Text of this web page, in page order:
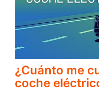
¿Cuánto me
coche